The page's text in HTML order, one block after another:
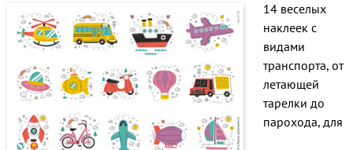
14 веселых
наклеек с
видами
транспорта, от
летающей
тарелки до
парохода, для